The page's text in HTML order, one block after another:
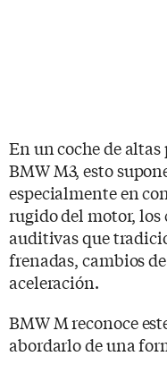
En un coche de
BMW M3, esto
especialmente en
rugido del motor,
auditivas que
frenadas, cambios
aceleración.
BMW M reconoce
abordarlo de una